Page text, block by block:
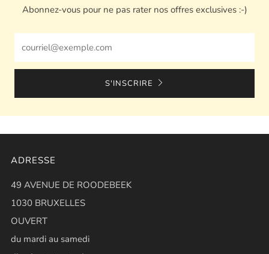
Abonnez-vous pour ne pas rater nos offres exclusives :-)
S'INSCRIRE
ADRESSE
49 AVENUE DE ROODEBEEK
1030 BRUXELLES
OUVERT
du mardi au samedi